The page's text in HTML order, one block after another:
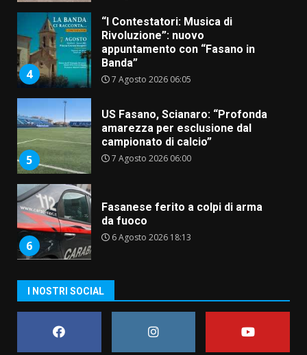
4
“I Contestatori: Musica di
Rivoluzione”: nuovo
appuntamento con “Fasano in
Banda”
7 Agosto 2026 06:05
5
US Fasano, Scianaro: “Profonda
amarezza per esclusione dal
campionato di calcio”
7 Agosto 2026 06:00
6
Fasanese ferito a colpi di arma
da fuoco
6 Agosto 2026 18:13
di aperture straordinarie del
Comune di Fasano
6 Agosto 2026 14:16
I NOSTRI SOCIAL